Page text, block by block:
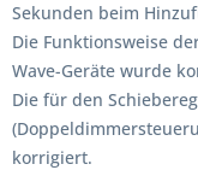
Sekunden beim
Die Funktionsweise
Wave-Geräte wurde
Die für den
korrigiert.